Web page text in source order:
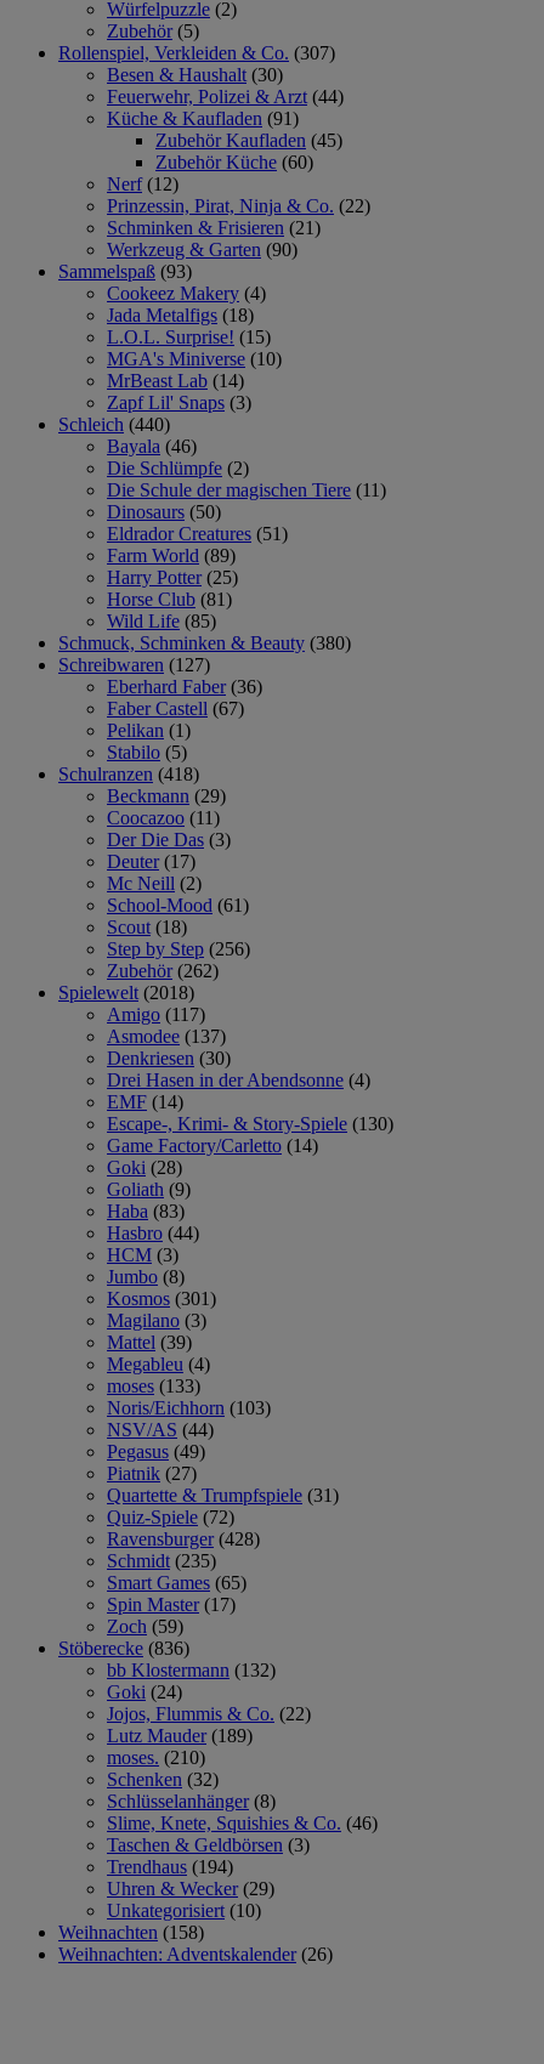
Würfelpuzzle (2)
Zubehör (5)
Rollenspiel, Verkleiden & Co. (307)
Besen & Haushalt (30)
Feuerwehr, Polizei & Arzt (44)
Küche & Kaufladen (91)
Zubehör Kaufladen (45)
Zubehör Küche (60)
Nerf (12)
Prinzessin, Pirat, Ninja & Co. (22)
Schminken & Frisieren (21)
Werkzeug & Garten (90)
Sammelspaß (93)
Cookeez Makery (4)
Jada Metalfigs (18)
L.O.L. Surprise! (15)
MGA's Miniverse (10)
MrBeast Lab (14)
Zapf Lil' Snaps (3)
Schleich (440)
Bayala (46)
Die Schlümpfe (2)
Die Schule der magischen Tiere (11)
Dinosaurs (50)
Eldrador Creatures (51)
Farm World (89)
Harry Potter (25)
Horse Club (81)
Wild Life (85)
Schmuck, Schminken & Beauty (380)
Schreibwaren (127)
Eberhard Faber (36)
Faber Castell (67)
Pelikan (1)
Stabilo (5)
Schulranzen (418)
Beckmann (29)
Coocazoo (11)
Der Die Das (3)
Deuter (17)
Mc Neill (2)
School-Mood (61)
Scout (18)
Step by Step (256)
Zubehör (262)
Spielewelt (2018)
Amigo (117)
Asmodee (137)
Denkriesen (30)
Drei Hasen in der Abendsonne (4)
EMF (14)
Escape-, Krimi- & Story-Spiele (130)
Game Factory/Carletto (14)
Goki (28)
Goliath (9)
Haba (83)
Hasbro (44)
HCM (3)
Jumbo (8)
Kosmos (301)
Magilano (3)
Mattel (39)
Megableu (4)
moses (133)
Noris/Eichhorn (103)
NSV/AS (44)
Pegasus (49)
Piatnik (27)
Quartette & Trumpfspiele (31)
Quiz-Spiele (72)
Ravensburger (428)
Schmidt (235)
Smart Games (65)
Spin Master (17)
Zoch (59)
Stöberecke (836)
bb Klostermann (132)
Goki (24)
Jojos, Flummis & Co. (22)
Lutz Mauder (189)
moses. (210)
Schenken (32)
Schlüsselanhänger (8)
Slime, Knete, Squishies & Co. (46)
Taschen & Geldbörsen (3)
Trendhaus (194)
Uhren & Wecker (29)
Unkategorisiert (10)
Weihnachten (158)
Weihnachten: Adventskalender (26)